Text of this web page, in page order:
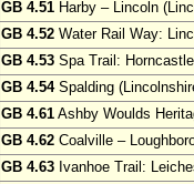
GB 4.51 Harby – Lincoln
GB 4.52 Water Rail Way:
GB 4.53 Spa Trail:
GB 4.54Spalding
GB 4.61 Ashby Woulds
GB 4.62 Coalville –
GB 4.63 Ivanhoe Trail: